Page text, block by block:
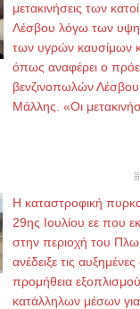
μετακινήσεις των
Λέσβου λόγω των
των υγρών καυσίμων
όπως αναφέρει ο
βενζινοπωλών
Μάλλης. «Οι
Η καταστροφική
29ης Ιουλίου εε που
στην περιοχή του
ανέδειξε τις
προμήθεια
κατάλληλων μέσων